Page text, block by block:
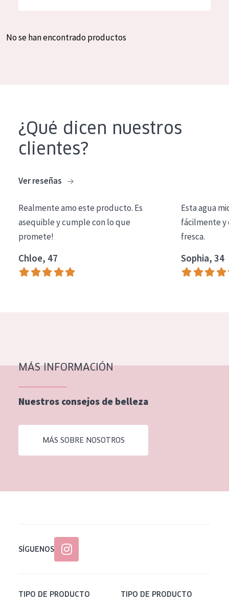
Crema de día
Crema de noche
Limpieza
COLECCIÓN
Essentials
Lift+
Piel normal y seca
Piel mixata o grasa
Piel madura
Piel expuesta al sol
Piel menopáusica
Todas las edades
Spanish
No se han encontrado productos
¿Qué dicen nuestros
clientes?
Ver reseñas
Realmente amo este producto. Es
asequible y cumple con lo que
promete!
Chloe, 47
Esta agua
fácilmente y
fresca.
Sophia, 34
MÁS INFORMACIÓN
Nuestros consejos de belleza
MÁS SOBRE NOSOTROS
SÍGUENOS
TIPO DE PRODUCTO TIPO DE PRODUCTO